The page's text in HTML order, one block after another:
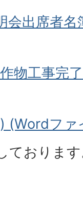
会出席者
物工事完
(Wordファ
ておりま